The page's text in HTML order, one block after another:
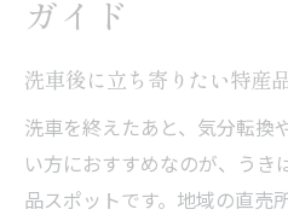
ガイド
洗車後に立ち寄りたい特産
洗車を終えたあと、気分転換
い方におすすめなのが、うき
品スポットです。地域の直売